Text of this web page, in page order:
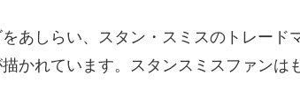
あしらい、スタン・スミスのトレー
かれています。スタンスミスファン